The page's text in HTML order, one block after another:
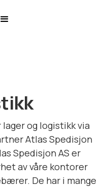
og logistikk via
Atlas Spedisjon
Spedisjon AS er
av våre kontorer
De har i mange